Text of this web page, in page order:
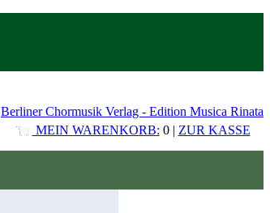
Berliner Chormusik Verlag - Edition Musica Rinata
MEIN WARENKORB: 0 | ZUR KASSE